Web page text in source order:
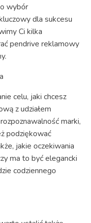
wybór
dla sukcesu
Ci kilka
pendrive reklamowy
celu, jaki chcesz
z udziałem
marki,
podziękować
jakie oczekiwania
ma to być elegancki
codziennego